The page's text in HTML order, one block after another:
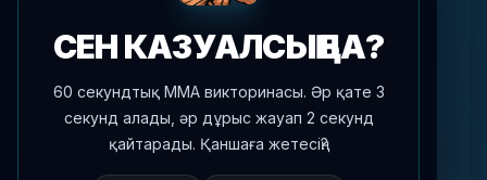
СЕН КАЗУАЛСЫҢ БА?
60 секундтық MMA викторинасы. Әр қате 3
секунд алады, әр дұрыс жауап 2 секунд
қайтарады. Қаншаға жетесің?